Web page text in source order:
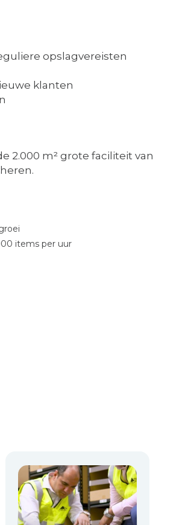
opslagvereisten
klanten
2.000 m² grote faciliteit van
items per uur